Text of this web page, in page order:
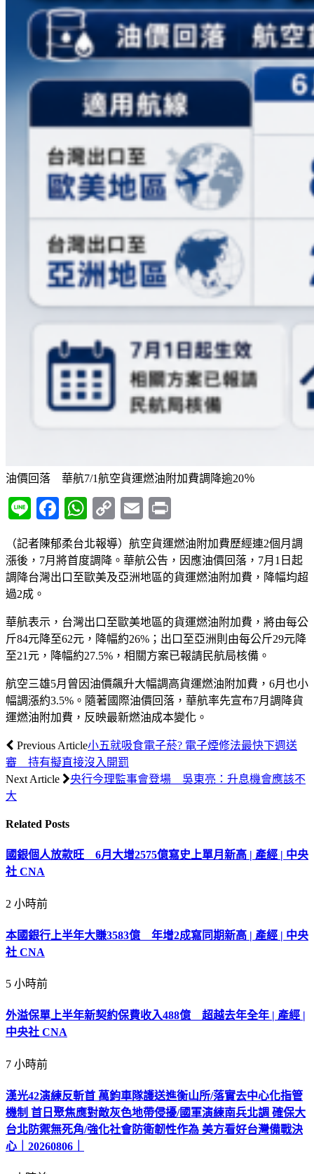
油價回落 華航7/1航空貨運燃油附加費調降逾20％
LineFacebook
WhatsApp
CopyEmail
（記者陳郁柔台北報導）航空貨運燃油附加費歷經連2個月調
漲後，7月將首度調降。華航公告，因應油價回落，7月1日起
調降台灣出口至歐美及亞洲地區的貨運燃油附加費，降幅均超
過2成。
華航表示，台灣出口至歐美地區的貨運燃油附加費，將由每公
斤84元降至62元，降幅約26%；出口至亞洲則由每公斤29元降
至21元，降幅約27.5%，相關方案已報請民航局核備。
航空三雄5月曾因油價飆升大幅調高貨運燃油附加費，6月也小
幅調漲約3.5%。隨著國際油價回落，華航率先宣布7月調降貨
運燃油附加費，反映最新燃油成本變化。
Previous Article小五就吸食電子菸? 電子煙修法最快下週送
審 持有擬直接沒入開罰
Next Article
央行今理監事會登場 吳東亮：升息機會應該不
大
Related Posts
國銀個人放款旺 6月大增2575億寫史上單月新高 | 產經 | 中央
社 CNA
2 小時前
本國銀行上半年大賺3583億 年增2成寫同期新高 | 產經 | 中央
社 CNA
5 小時前
外溢保單上半年新契約保費收入488億 超越去年全年 | 產經 |
中央社 CNA
7 小時前
漢光42演練反斬首 萬鈞車隊護送進衡山所/落實去中心化指管
機制 首日聚焦應對敵灰色地帶侵擾/國軍演練南兵北調 確保大
台北防禦無死角/強化社會防衛韌性作為 美方看好台灣備戰決
心｜20260806｜